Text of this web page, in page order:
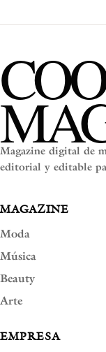
Magazine digital de
editorial y editable
MAGAZINE
Moda
Música
Beauty
Arte
EMPRESA